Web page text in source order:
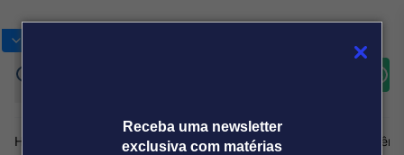
Receba uma newsletter
exclusiva com matérias
Home Produtos e soluçõesNotíciasBlogWeekend